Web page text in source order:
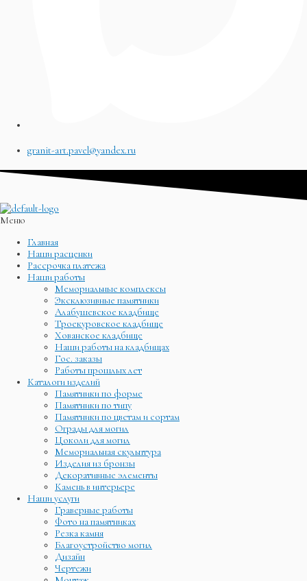
granit-art.pavel@yandex.ru
Меню
Главная
Наши расценки
Рассрочка платежа
Наши работы
Мемориальные комплексы
Эксклюзивные памятники
Алабушевское кладбище
Троекуровское кладбище
Хованское кладбище
Наши работы на кладбищах
Гос. заказы
Работы прошлых лет
Каталоги изделий
Памятники по форме
Памятники по типу
Памятники по цветам и сортам
Ограды для могил
Цоколи для могил
Мемориальная скульптура
Изделия из бронзы
Декоративные элементы
Камень в интерьере
Наши услуги
Граверные работы
Фото на памятниках
Резка камня
Благоустройство могил
Дизайн
Чертежи